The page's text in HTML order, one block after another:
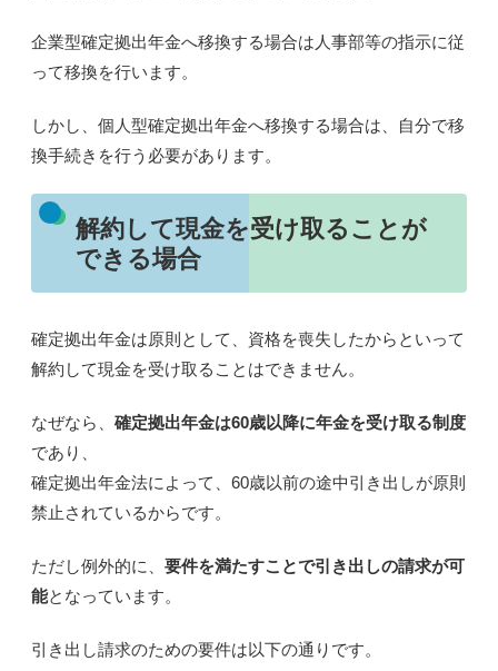
企業型確定拠出年金へ移換する場合は人事部等の指示に従
って移換を行います。
しかし、個人型確定拠出年金へ移換する場合は、 自分で移
換手続きを行う必要があります。
解約して現金を受け取ることが
できる場合
確定拠出年金は原則として、資格を喪失したからといって
解約して現金を受け取ることはできません。
なぜなら、確定拠出年金は60歳以降に年金を受け取る制度
であり、
確定拠出年金法によって、60歳以前の途中引き出しが原則
禁止 されているからです。
ただし例外的に、要件を満たすことで引き出しの請求が可
能となっています。
引き出し請求のための要件は以下の通りです。